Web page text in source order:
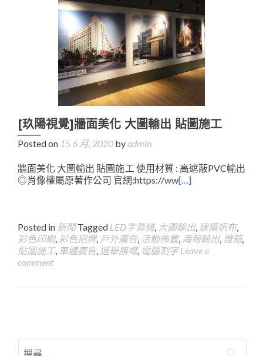
[玖陽視覺]牆面美化 大圖輸出 貼圖施工
Posted on 15 6 月, 2020 byadmin
牆面美化 大圖輸出 貼圖施工 使用材質 : 高遮蔽PVC輸出
◎肖像權屬原著作公司 官網:https://ww[…]
Posted in 新聞 Tagged LED字幕機, 大圖輸出, 建築帆布,
彩色印刷, 彩色招牌, 戶外廣告, 活動佈置, 海報輸出, 燈箱,
貼圖施工, 車體廣告, 選舉旗幟, 電腦割字 Leave a
comment
navigation